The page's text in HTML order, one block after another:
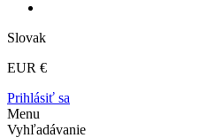
Slovak
EUR €
Prihlásiť sa
Menu
Vyhľadávanie